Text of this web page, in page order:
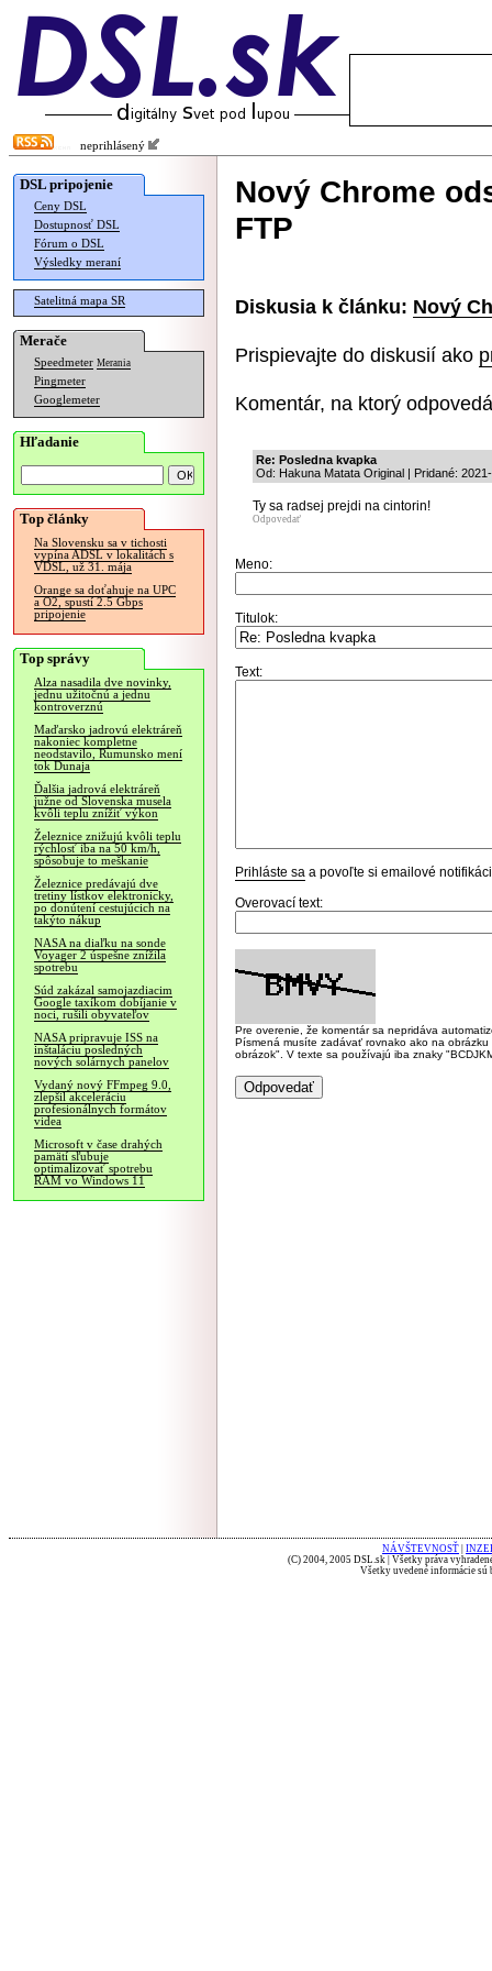
neprihlásený
DSL pripojenie
Ceny DSL
Dostupnosť DSL
Fórum o DSL
Výsledky meraní
Satelitná mapa SR
Merače
Speedmeter Merania
Pingmeter
Googlemeter
Hľadanie
Top články
Na Slovensku sa v tichosti
vypína ADSL v lokalitách s
VDSL, už 31. mája
Orange sa doťahuje na UPC
a O2, spustí 2.5 Gbps
pripojenie
Top správy
Alza nasadila dve novinky,
jednu užitočnú a jednu
kontroverznú
Maďarsko jadrovú elektráreň
nakoniec kompletne
neodstavilo, Rumunsko mení
tok Dunaja
Ďalšia jadrová elektráreň
južne od Slovenska musela
kvôli teplu znížiť výkon
Železnice znižujú kvôli teplu
rýchlosť iba na 50 km/h,
spôsobuje to meškanie
Železnice predávajú dve
tretiny lístkov elektronicky,
po donútení cestujúcich na
takýto nákup
NASA na diaľku na sonde
Voyager 2 úspešne znížila
spotrebu
Súd zakázal samojazdiacim
Google taxíkom dobíjanie v
noci, rušili obyvateľov
NASA pripravuje ISS na
inštaláciu posledných
nových solárnych panelov
Vydaný nový FFmpeg 9.0,
zlepšil akceleráciu
profesionálnych formátov
videa
Microsoft v čase drahých
pamätí sľubuje
optimalizovať spotrebu
RAM vo Windows 11
Nový Chrome
FTP
Diskusia k článku: Nový
Prispievajte do diskusií ako
Komentár, na ktorý
Re: Posledna kvapka
Od: Hakuna Matata Original | Pridané:
Ty sa radsej prejdi na cintorin!
Odpovedať
Meno:
Titulok:
Text:
Prihláste sa a povoľte si emailové
Overovací text:
Pre overenie, že komentár sa nepridáva
Písmená musíte zadávať rovnako ako na
obrázok". V texte sa používajú iba znaky
NÁVŠTEVNOSŤ
(C) 2004, 2005 DSL.sk | Všetky práva
Všetky uvedené informácie sú